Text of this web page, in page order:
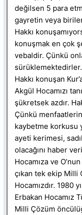
değilsen 5 para
gayretin veya
Hakkı
konuşmak en çok
vebaldir. Çünkü
Hakkı konuşan
Akgül Hocamızı
şükretsek azdır.
Çünkü
kaybetme korkusu
ayeti kerimesi,
olacağını haber
Hocamıza ve
çıkan tek ekip Milli
Hocamızdır. 1980
Erbakan Hocamız
Milli Çözüm